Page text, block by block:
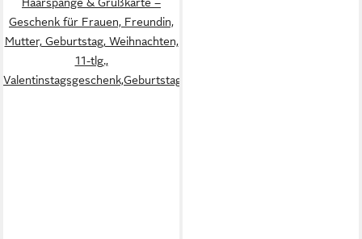
Geschenk für Frauen, Freundin,
Mutter, Geburtstag, Weihnachten,
11-tlg.,
Valentinstagsgeschenk,Geburtstagsgeschenk,Weihnachtsgeschenk